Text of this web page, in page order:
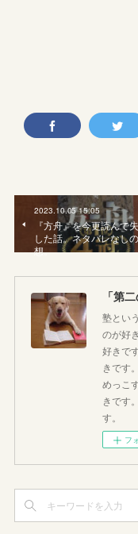
2023.10.05 15:05
『方舟』を今更読んで
した話。ネタバレなし
想。
塾とい
のが好
好きで
きです
めっこ
きです
す。
フ